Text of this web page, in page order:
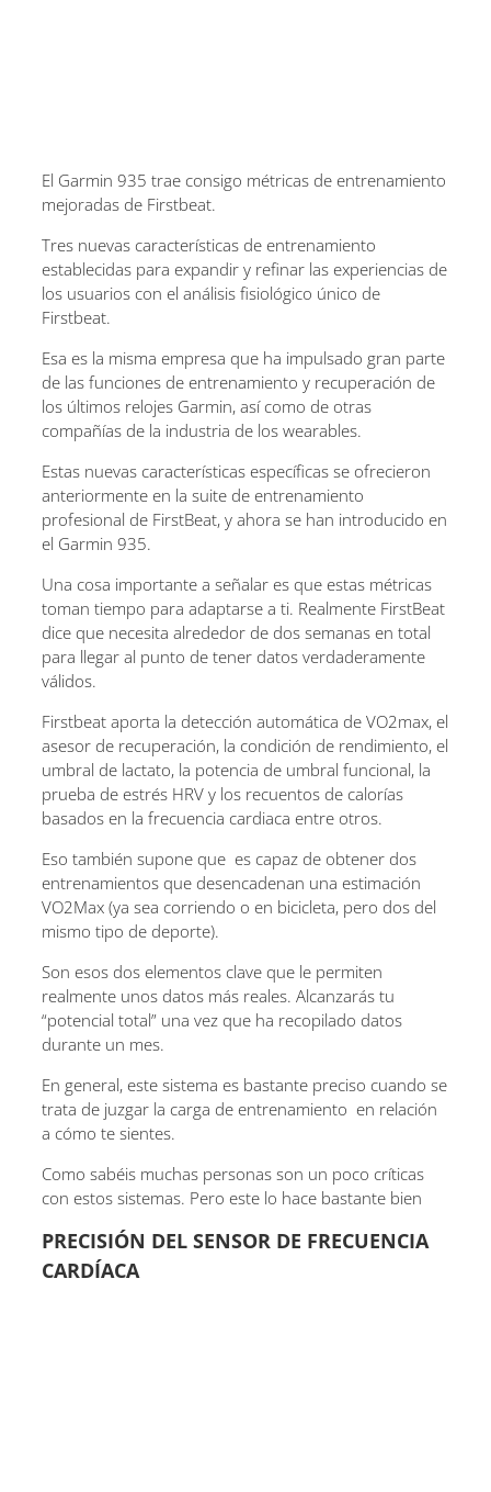
El Garmin 935 trae consigo métricas de entrenamiento
mejoradas de Firstbeat.
Tres nuevas características de entrenamiento
establecidas para expandir y refinar las experiencias de
los usuarios con el análisis fisiológico único de
Firstbeat.
Esa es la misma empresa que ha impulsado gran parte
de las funciones de entrenamiento y recuperación de
los últimos relojes Garmin, así como de otras
compañías de la industria de los wearables.
Estas nuevas características específicas se ofrecieron
anteriormente en la suite de entrenamiento
profesional de FirstBeat, y ahora se han introducido en
el Garmin 935.
Una cosa importante a señalar es que estas métricas
toman tiempo para adaptarse a ti. Realmente FirstBeat
dice que necesita alrededor de dos semanas en total
para llegar al punto de tener datos verdaderamente
válidos.
Firstbeat aporta la detección automática de VO2max, el
asesor de recuperación, la condición de rendimiento, el
umbral de lactato, la potencia de umbral funcional, la
prueba de estrés HRV y los recuentos de calorías
basados ​​en la frecuencia cardiaca entre otros.
Eso también supone que es capaz de obtener dos
entrenamientos que desencadenan una estimación
VO2Max (ya sea corriendo o en bicicleta, pero dos del
mismo tipo de deporte).
Son esos dos elementos clave que le permiten
realmente unos datos más reales. Alcanzarás tu
“potencial total” una vez que ha recopilado datos
durante un mes.
En general, este sistema es bastante preciso cuando se
trata de juzgar la carga de entrenamiento en relación
a cómo te sientes.
Como sabéis muchas personas son un poco críticas
con estos sistemas. Pero este lo hace bastante bien
PRECISIÓN DEL SENSOR DE FRECUENCIA
CARDÍACA